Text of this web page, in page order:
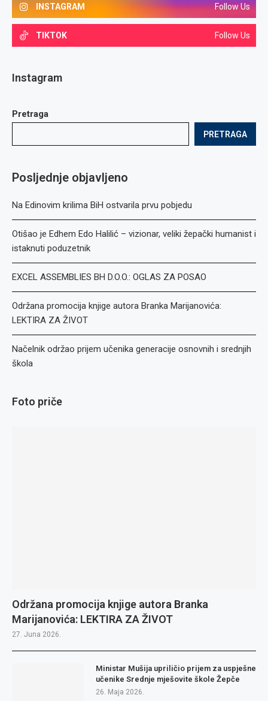
INSTAGRAM Follow Us
TIKTOK Follow Us
Instagram
Pretraga
PRETRAGA
Posljednje objavljeno
Na Edinovim krilima BiH ostvarila prvu pobjedu
Otišao je Edhem Edo Halilić – vizionar, veliki žepački humanist i
istaknuti poduzetnik
EXCEL ASSEMBLIES BH D.O.O.: OGLAS ZA POSAO
Održana promocija knjige autora Branka Marijanovića:
LEKTIRA ZA ŽIVOT
Načelnik održao prijem učenika generacije osnovnih i srednjih
škola
Foto priče
Održana promocija knjige autora Branka
Marijanovića: LEKTIRA ZA ŽIVOT
27. Juna 2026.
Ministar Mušija upriličio prijem za uspješne
učenike Srednje mješovite škole Žepče
26. Maja 2026.